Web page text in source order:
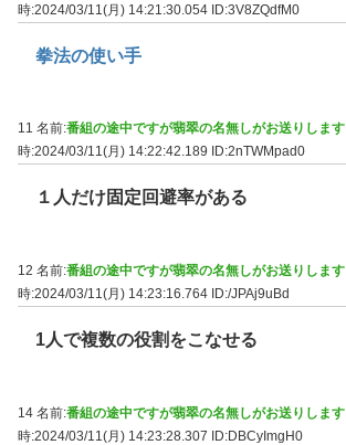
時:2024/03/11(月) 14:21:30.054 ID:3V8ZQdfM0
拳法の使い手
11 名前:番組の途中ですが翡翠の名無しがお送りします
時:2024/03/11(月) 14:22:42.189
ID:2nTWMpad0
１人だけ固定回避率がある
12 名前:番組の途中ですが翡翠の名無しがお送りします
時:2024/03/11(月) 14:23:16.764 ID:/JPAj9uBd
1人で複数の役割をこなせる
14 名前:番組の途中ですが翡翠の名無しがお送りします
時:2024/03/11(月) 14:23:28.307 ID:DBCyImgH0